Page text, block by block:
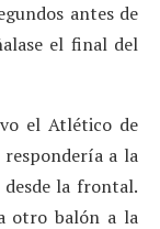
antes de
el final del
el Atlético de
a la
la frontal.
otro balón a la